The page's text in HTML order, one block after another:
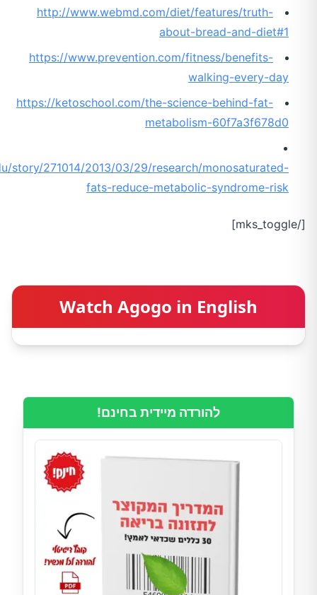
http://www.webmd.com/diet/features/truth-
about-bread-and-diet#1
https://www.prevention.com/fitness/benefits-
walking-every-day
https://ketoschool.com/the-science-behind-fat-
metabolism-60f7a3f678d0
story/271014/2013/03/29/research/monosaturated-
fats-reduce-metabolic-syndrome-risk
[/mks_toggle]
Watch Agogo in English
להורדה מיידית בחינם!